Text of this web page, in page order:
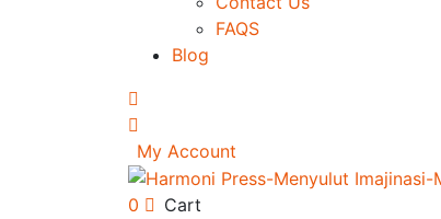
FAQS
Blog
My Account
0
Cart